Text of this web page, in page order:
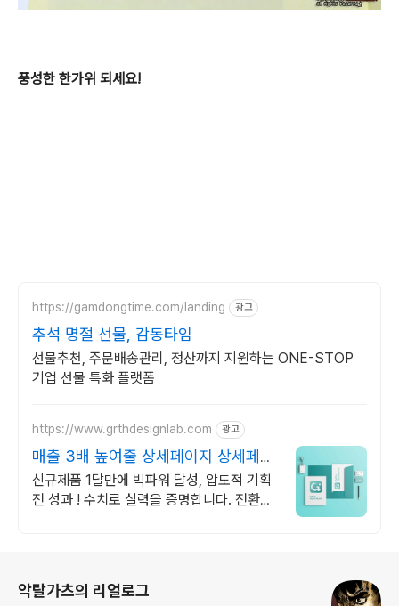
풍성한 한가위 되세요!
https://gamdongtime.com/landing 광고
추석 명절 선물, 감동타임
선물추천, 주문배송관리, 정산까지 지원하는 ONE-STOP
기업 선물 특화 플랫폼
https://www.grthdesignlab.com 광고
매출 3배 높여줄 상세페이지 상세페이
지만 만드는 전문회사
신규제품 1달만에 빅파워 달성, 압도적 기획
전 성과 ! 수치로 실력을 증명합니다. 전환율
악랄가츠의 리얼로그